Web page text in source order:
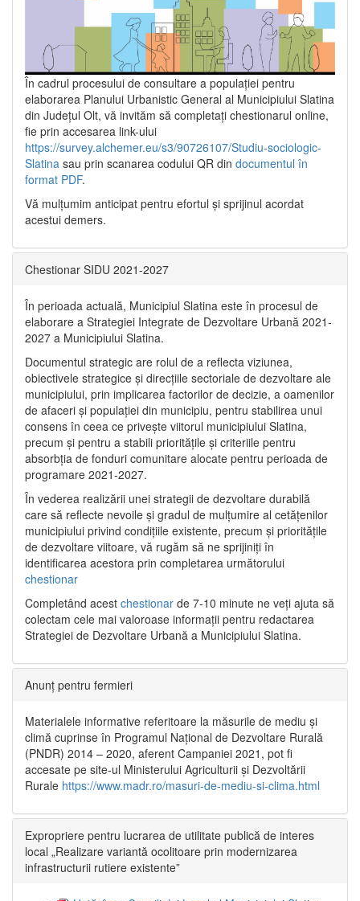
În cadrul procesului de consultare a populaţiei pentru
elaborarea Planului Urbanistic General al Municipiului Slatina
din Județul Olt, vă invităm să completați chestionarul online,
fie prin accesarea link-ului
https://survey.alchemer.eu/s3/90726107/Studiu-sociologic-
Slatina sau prin scanarea codului QR din documentul în
format PDF.
Vă mulţumim anticipat pentru efortul şi sprijinul acordat
acestui demers.
Chestionar SIDU 2021-2027
În perioada actuală, Municipiul Slatina este în procesul de
elaborare a Strategiei Integrate de Dezvoltare Urbană 2021‐
2027 a Municipiului Slatina.
Documentul strategic are rolul de a reflecta viziunea,
obiectivele strategice și direcțiile sectoriale de dezvoltare ale
municipiului, prin implicarea factorilor de decizie, a oamenilor
de afaceri și populației din municipiu, pentru stabilirea unui
consens în ceea ce privește viitorul municipiului Slatina,
precum și pentru a stabili prioritățile și criteriile pentru
absorbția de fonduri comunitare alocate pentru perioada de
programare 2021-2027.
În vederea realizării unei strategii de dezvoltare durabilă
care să reflecte nevoile și gradul de mulțumire al cetățenilor
municipiului privind condițiile existente, precum și prioritățile
de dezvoltare viitoare, vă rugăm să ne sprijiniți în
identificarea acestora prin completarea următorului
chestionar
Completând acest chestionar de 7-10 minute ne veți ajuta să
colectam cele mai valoroase informații pentru redactarea
Strategiei de Dezvoltare Urbană a Municipiului Slatina.
Anunț pentru fermieri
Materialele informative referitoare la măsurile de mediu și
climă cuprinse în Programul Național de Dezvoltare Rurală
(PNDR) 2014 – 2020, aferent Campaniei 2021, pot fi
accesate pe site-ul Ministerului Agriculturii și Dezvoltării
Rurale https://www.madr.ro/masuri-de-mediu-si-clima.html
Expropriere pentru lucrarea de utilitate publică de interes
local „Realizare variantă ocolitoare prin modernizarea
infrastructurii rutiere existente”